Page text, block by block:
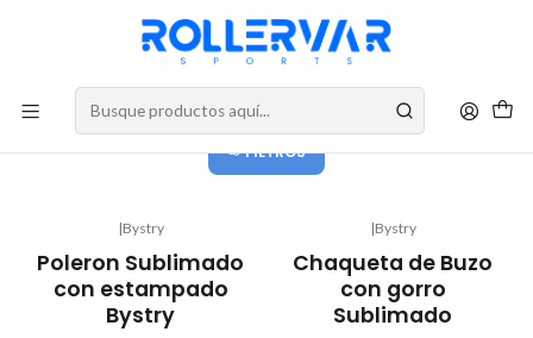
DESPACHOS A TODO CHILE
Polerones y Buzos
FILTROS
|Bystry
Poleron Sublimado
con estampado
Bystry
|Bystry
Chaqueta de Buzo
con gorro
Sublimado